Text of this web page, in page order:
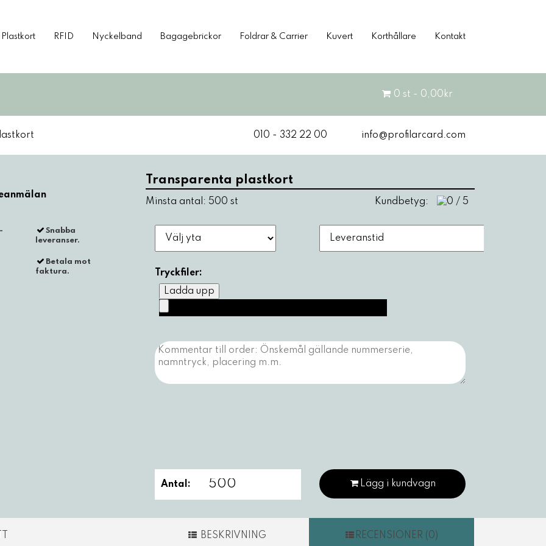
Plastkort RFID Nyckelband Bagagebrickor Foldrar & Carrier Kuvert Korthållare Kontakt
0 st - 0,00kr
010 - 332 22 00 info@profilarcard.com
Snabba
leveranser.
Betala mot
faktura.
Transparenta plastkort
Minsta antal: 500 st Kundbetyg:
Tryckfiler:
Ladda upp
Antal: Lägg i kundvagn
BESKRIVNING RECENSIONER (0)